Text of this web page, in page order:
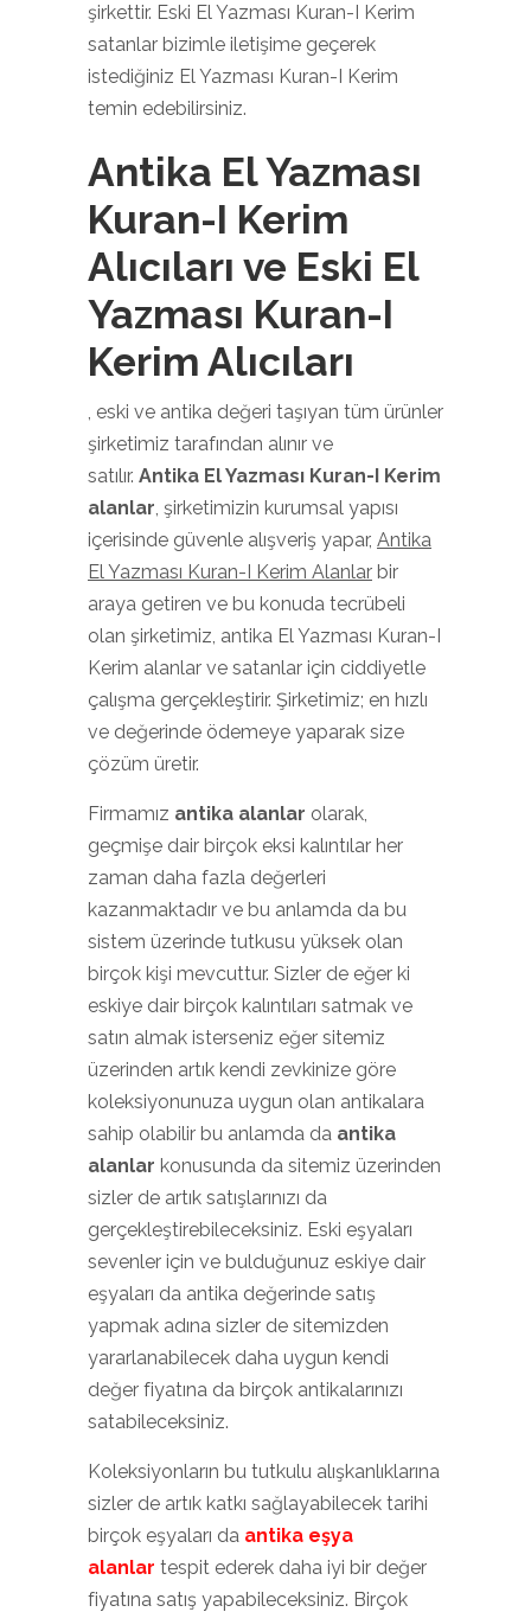
şirkettir. Eski El Yazması Kuran-I Kerim
satanlar bizimle iletişime geçerek
istediğiniz El Yazması Kuran-I Kerim
temin edebilirsiniz.
Antika El Yazması
Kuran-I Kerim
Alıcıları ve Eski El
Yazması Kuran-I
Kerim Alıcıları
, eski ve antika değeri taşıyan tüm ürünler
şirketimiz tarafından alınır ve
satılır. Antika El Yazması Kuran-I Kerim
alanlar, şirketimizin kurumsal yapısı
içerisinde güvenle alışveriş yapar, Antika
El Yazması Kuran-I Kerim Alanlar bir
araya getiren ve bu konuda tecrübeli
olan şirketimiz, antika El Yazması Kuran-I
Kerim alanlar ve satanlar için ciddiyetle
çalışma gerçekleştirir. Şirketimiz; en hızlı
ve değerinde ödemeye yaparak size
çözüm üretir.
Firmamız antika alanlar olarak,
geçmişe dair birçok eksi kalıntılar her
zaman daha fazla değerleri
kazanmaktadır ve bu anlamda da bu
sistem üzerinde tutkusu yüksek olan
birçok kişi mevcuttur. Sizler de eğer ki
eskiye dair birçok kalıntıları satmak ve
satın almak isterseniz eğer sitemiz
üzerinden artık kendi zevkinize göre
koleksiyonunuza uygun olan antikalara
sahip olabilir bu anlamda da antika
alanlar konusunda da sitemiz üzerinden
sizler de artık satışlarınızı da
gerçekleştirebileceksiniz. Eski eşyaları
sevenler için ve bulduğunuz eskiye dair
eşyaları da antika değerinde satış
yapmak adına sizler de sitemizden
yararlanabilecek daha uygun kendi
değer fiyatına da birçok antikalarınızı
satabileceksiniz.
Koleksiyonların bu tutkulu alışkanlıklarına
sizler de artık katkı sağlayabilecek tarihi
birçok eşyaları da antika eşya
alanlar tespit ederek daha iyi bir değer
fiyatına satış yapabileceksiniz. Birçok